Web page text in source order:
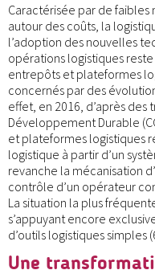
Caractérisée par de
autour des coûts, la
l’adoption des nouvelles
opérations logistiques
entrepôts et plateformes
concernés par des
effet, en 2016, d’après des
Développement Durable
et plateformes logistiques
logistique à partir d’un
revanche la mécanisation
contrôle d’un opérateur
La situation la plus
s’appuyant encore
d’outils logistiques simples
Une